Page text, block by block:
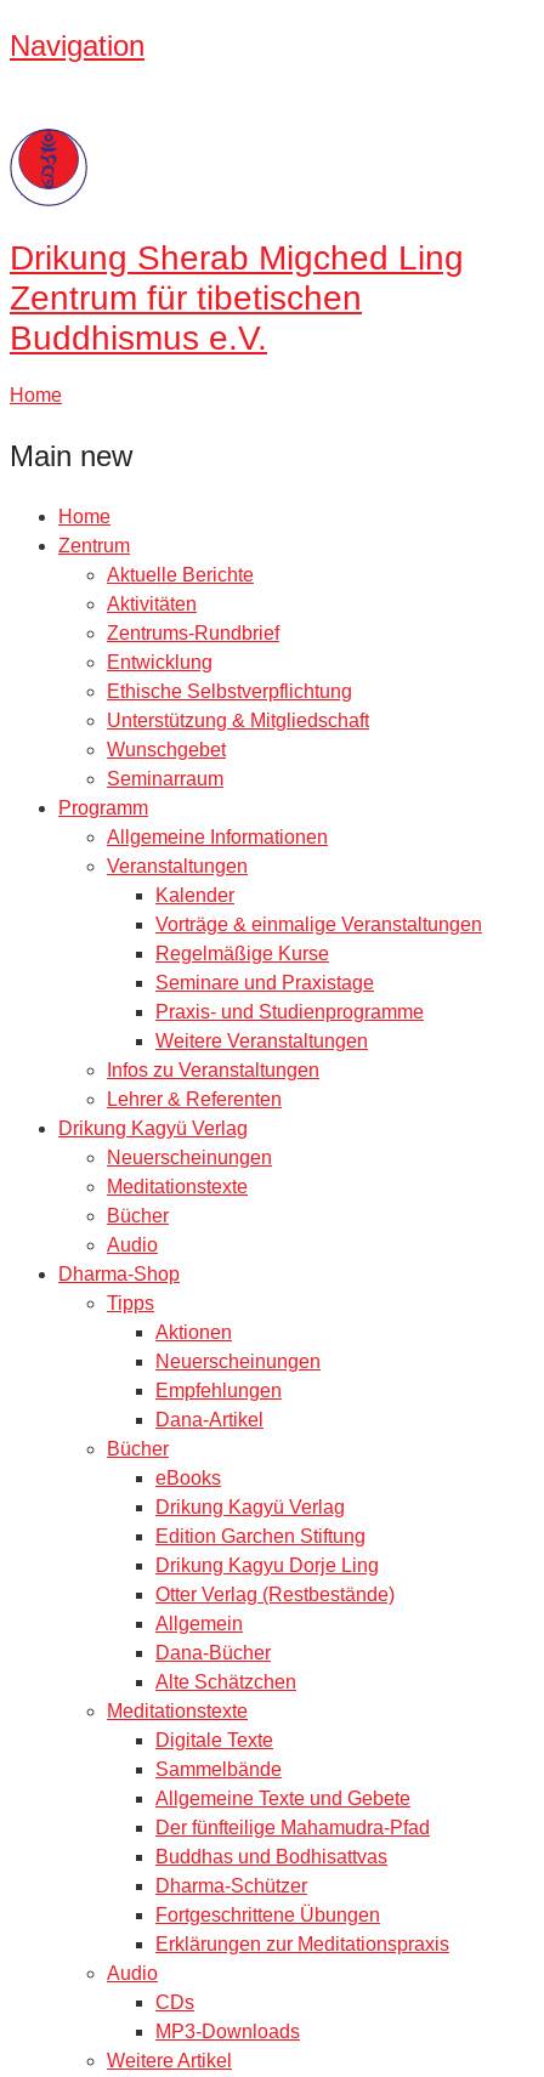
Navigation
Drikung Sherab Migched Ling
Zentrum für tibetischen
Buddhismus e.V.
Home
Main new
Home
Zentrum
Aktuelle Berichte
Aktivitäten
Zentrums-Rundbrief
Entwicklung
Ethische Selbstverpflichtung
Unterstützung & Mitgliedschaft
Wunschgebet
Seminarraum
Programm
Allgemeine Informationen
Veranstaltungen
Kalender
Vorträge & einmalige Veranstaltungen
Regelmäßige Kurse
Seminare und Praxistage
Praxis- und Studienprogramme
Weitere Veranstaltungen
Infos zu Veranstaltungen
Lehrer & Referenten
Drikung Kagyü Verlag
Neuerscheinungen
Meditationstexte
Bücher
Audio
Dharma-Shop
Tipps
Aktionen
Neuerscheinungen
Empfehlungen
Dana-Artikel
Bücher
eBooks
Drikung Kagyü Verlag
Edition Garchen Stiftung
Drikung Kagyu Dorje Ling
Otter Verlag (Restbestände)
Allgemein
Dana-Bücher
Alte Schätzchen
Meditationstexte
Digitale Texte
Sammelbände
Allgemeine Texte und Gebete
Der fünfteilige Mahamudra-Pfad
Buddhas und Bodhisattvas
Dharma-Schützer
Fortgeschrittene Übungen
Erklärungen zur Meditationspraxis
Audio
CDs
MP3-Downloads
Weitere Artikel